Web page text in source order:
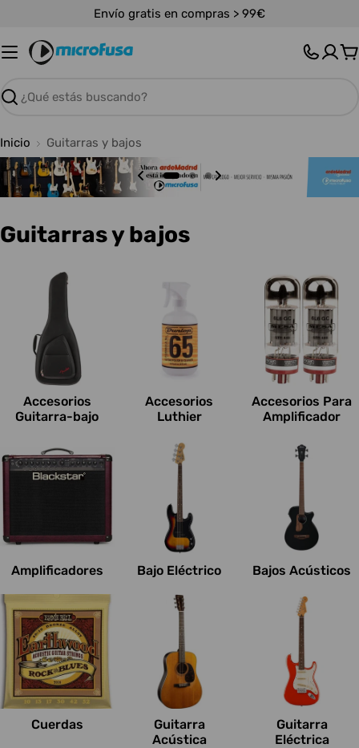
contenido
Envío gratis en compras > 99€
Buscar
Inicio Guitarras y bajos
C
e
s
:
Guitarras y bajos
Accesorios
Guitarra-bajo
Accesorios
Luthier
Accesorios Para
Amplificador
Amplificadores Bajo Eléctrico Bajos Acústicos
Cuerdas
Guitarra
Acústica
Guitarra
Eléctrica